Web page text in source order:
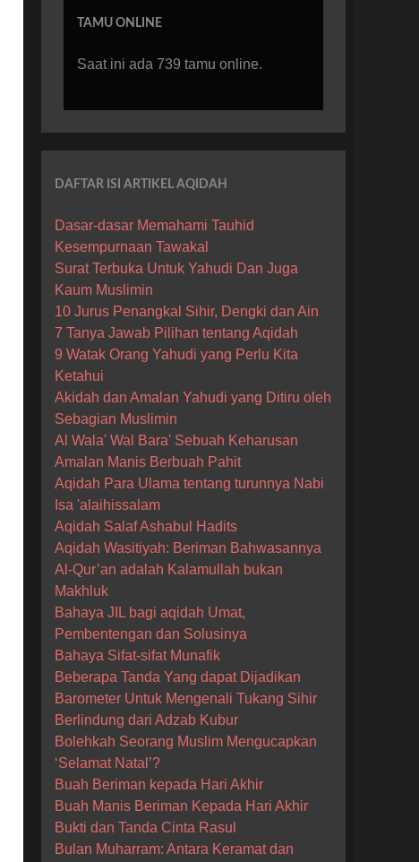
TAMU ONLINE
Saat ini ada 739 tamu online.
DAFTAR ISI ARTIKEL AQIDAH
Dasar-dasar Memahami Tauhid
Kesempurnaan Tawakal
Surat Terbuka Untuk Yahudi Dan Juga
Kaum Muslimin
10 Jurus Penangkal Sihir, Dengki dan Ain
7 Tanya Jawab Pilihan tentang Aqidah
9 Watak Orang Yahudi yang Perlu Kita
Ketahui
Akidah dan Amalan Yahudi yang Ditiru oleh
Sebagian Muslimin
Al Wala' Wal Bara' Sebuah Keharusan
Amalan Manis Berbuah Pahit
Aqidah Para Ulama tentang turunnya Nabi
Isa 'alaihissalam
Aqidah Salaf Ashabul Hadits
Aqidah Wasitiyah: Beriman Bahwasannya
Al-Qur’an adalah Kalamullah bukan
Makhluk
Bahaya JIL bagi aqidah Umat,
Pembentengan dan Solusinya
Bahaya Sifat-sifat Munafik
Beberapa Tanda Yang dapat Dijadikan
Barometer Untuk Mengenali Tukang Sihir
Berlindung dari Adzab Kubur
Bolehkah Seorang Muslim Mengucapkan
‘Selamat Natal’?
Buah Beriman kepada Hari Akhir
Buah Manis Beriman Kepada Hari Akhir
Bukti dan Tanda Cinta Rasul
Bulan Muharram: Antara Keramat dan